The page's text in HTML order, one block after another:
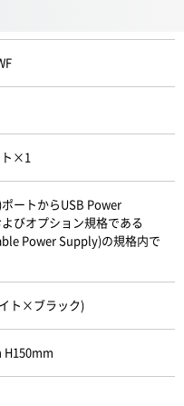
ト×1
ートからUSB Power
びオプション規格である
Power Supply)の規格内で
ト×ブラック)
H150mm